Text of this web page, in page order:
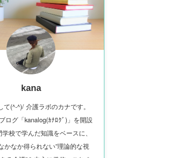
kana
て(^-^)/ 介護ラボのカナです。
ログ「kanalog(ｶﾅﾛｸﾞ)」を開設
校で学んだ知識をベースに、
かなか得られない”理論的な視